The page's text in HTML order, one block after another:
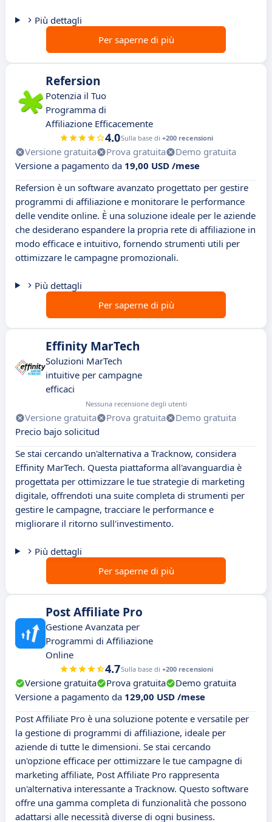
Più dettagli
Per saperne di più
Refersion
Potenzia il Tuo
Programma di
Affiliazione Efficacemente
4.0Sulla base di +200 recensioni
Versione gratuita Prova gratuita
Demo gratuita
Versione a pagamento da 19,00 USD /mese
Refersion è un software avanzato progettato per gestire
programmi di affiliazione e monitorare le performance
delle vendite online. È una soluzione ideale per le aziende
che desiderano espandere la propria rete di affiliazione in
modo efficace e intuitivo, fornendo strumenti utili per
ottimizzare le campagne promozionali.
Più dettagli
Per saperne di più
Effinity MarTech
Soluzioni MarTech
intuitive per campagne
efficaci
Nessuna recensione degli utenti
Versione gratuita Prova gratuita
Demo gratuita
Precio bajo solicitud
Se stai cercando un'alternativa a Tracknow, considera
Effinity MarTech. Questa piattaforma all'avanguardia è
progettata per ottimizzare le tue strategie di marketing
digitale, offrendoti una suite completa di strumenti per
gestire le campagne, tracciare le performance e
migliorare il ritorno sull'investimento.
Più dettagli
Per saperne di più
Post Affiliate Pro
Gestione Avanzata per
Programmi di Affiliazione
Online
4.7Sulla base di +200 recensioni
Versione gratuita Prova gratuita
Demo gratuita
Versione a pagamento da 129,00 USD /mese
Post Affiliate Pro è una soluzione potente e versatile per
la gestione di programmi di affiliazione, ideale per
aziende di tutte le dimensioni. Se stai cercando
un'opzione efficace per ottimizzare le tue campagne di
marketing affiliate, Post Affiliate Pro rappresenta
un'alternativa interessante a Tracknow. Questo software
offre una gamma completa di funzionalità che possono
adattarsi alle necessità diverse di ogni business.